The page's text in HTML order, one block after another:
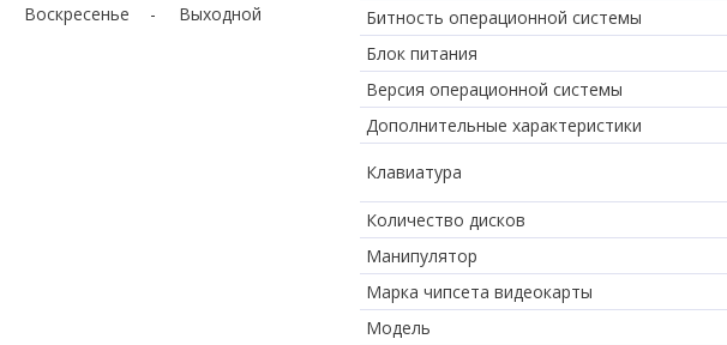
Воскресенье
Выходной
Битность операционной системы
Блок питания
Версия операционной системы
Дополнительные характеристики
Клавиатура
Количество дисков
Манипулятор
Марка чипсета видеокарты
Модель